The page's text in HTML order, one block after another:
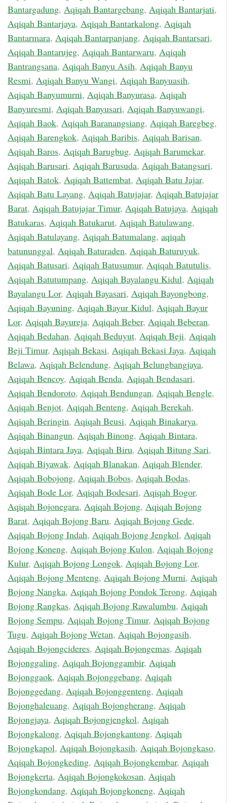
Bantargadung, Aqiqah Bantargebang, Aqiqah Bantarjati,
Aqiqah Bantarjaya, Aqiqah Bantarkalong, Aqiqah
Bantarmara, Aqiqah Bantarpanjang, Aqiqah Bantarsari,
Aqiqah Bantarujeg, Aqiqah Bantarwaru, Aqiqah
Bantrangsana, Aqiqah Banyu Asih, Aqiqah Banyu
Resmi, Aqiqah Banyu Wangi, Aqiqah Banyuasih,
Aqiqah Banyumurni, Aqiqah Banyurasa, Aqiqah
Banyuresmi, Aqiqah Banyusari, Aqiqah Banyuwangi,
Aqiqah Baok, Aqiqah Baranangsiang, Aqiqah Baregbeg,
Aqiqah Barengkok, Aqiqah Baribis, Aqiqah Barisan,
Aqiqah Baros, Aqiqah Barugbug, Aqiqah Barumekar,
Aqiqah Barusari, Aqiqah Barusuda, Aqiqah Batangsari,
Aqiqah Batok, Aqiqah Battembat, Aqiqah Batu Jajar,
Aqiqah Batu Layang, Aqiqah Batujajar, Aqiqah Batujajar
Barat, Aqiqah Batujajar Timur, Aqiqah Batujaya, Aqiqah
Batukaras, Aqiqah Batukarut, Aqiqah Batulawang,
Aqiqah Batulayang, Aqiqah Batumalang, aqiqah
batununggal, Aqiqah Baturaden, Aqiqah Baturuyuk,
Aqiqah Batusari, Aqiqah Batusumur, Aqiqah Batutulis,
Aqiqah Batutumpang, Aqiqah Bayalangu Kidul, Aqiqah
Bayalangu Lor, Aqiqah Bayasari, Aqiqah Bayongbong,
Aqiqah Bayuning, Aqiqah Bayur Kidul, Aqiqah Bayur
Lor, Aqiqah Bayureja, Aqiqah Beber, Aqiqah Beberan,
Aqiqah Bedahan, Aqiqah Beduyut, Aqiqah Beji, Aqiqah
Beji Timur, Aqiqah Bekasi, Aqiqah Bekasi Jaya, Aqiqah
Belawa, Aqiqah Belendung, Aqiqah Belungbangjaya,
Aqiqah Bencoy, Aqiqah Benda, Aqiqah Bendasari,
Aqiqah Bendoroto, Aqiqah Bendungan, Aqiqah Bengle,
Aqiqah Benjot, Aqiqah Benteng, Aqiqah Berekah,
Aqiqah Beringin, Aqiqah Beusi, Aqiqah Binakarya,
Aqiqah Binangun, Aqiqah Binong, Aqiqah Bintara,
Aqiqah Bintara Jaya, Aqiqah Biru, Aqiqah Bitung Sari,
Aqiqah Biyawak, Aqiqah Blanakan, Aqiqah Blender,
Aqiqah Bobojong, Aqiqah Bobos, Aqiqah Bodas,
Aqiqah Bode Lor, Aqiqah Bodesari, Aqiqah Bogor,
Aqiqah Bojonegara, Aqiqah Bojong, Aqiqah Bojong
Barat, Aqiqah Bojong Baru, Aqiqah Bojong Gede,
Aqiqah Bojong Indah, Aqiqah Bojong Jengkol, Aqiqah
Bojong Koneng, Aqiqah Bojong Kulon, Aqiqah Bojong
Kulur, Aqiqah Bojong Longok, Aqiqah Bojong Lor,
Aqiqah Bojong Menteng, Aqiqah Bojong Murni, Aqiqah
Bojong Nangka, Aqiqah Bojong Pondok Terong, Aqiqah
Bojong Rangkas, Aqiqah Bojong Rawalumbu, Aqiqah
Bojong Sempu, Aqiqah Bojong Timur, Aqiqah Bojong
Tugu, Aqiqah Bojong Wetan, Aqiqah Bojongasih,
Aqiqah Bojongcideres, Aqiqah Bojongemas, Aqiqah
Bojonggaling, Aqiqah Bojonggambir, Aqiqah
Bojonggaok, Aqiqah Bojonggebang, Aqiqah
Bojonggedang, Aqiqah Bojonggenteng, Aqiqah
Bojonghaleuang, Aqiqah Bojongherang, Aqiqah
Bojongjaya, Aqiqah Bojongjengkol, Aqiqah
Bojongkalong, Aqiqah Bojongkantong, Aqiqah
Bojongkapol, Aqiqah Bojongkasih, Aqiqah Bojongkaso,
Aqiqah Bojongkeding, Aqiqah Bojongkembar, Aqiqah
Bojongkerta, Aqiqah Bojongkokosan, Aqiqah
Bojongkondang, Aqiqah Bojongkoneng, Aqiqah